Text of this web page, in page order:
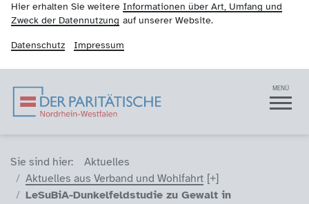
Hier erhalten Sie weitere Informationen über Art, Umfang und
Zweck der Datennutzung auf unserer Website.
Datenschutz Impressum
Der Paritätische NRW
Navigation MENÜ
Sie sind hier (Breadcrumb)
Sie sind hier:
Aktuelles
Aktuelles aus Verband und Wohlfahrt
LeSuBiA-Dunkelfeldstudie zu Gewalt in